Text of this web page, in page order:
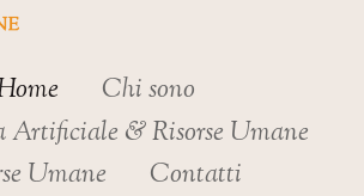
Chi sono
Artificiale & Risorse Umane
Umane
Contatti